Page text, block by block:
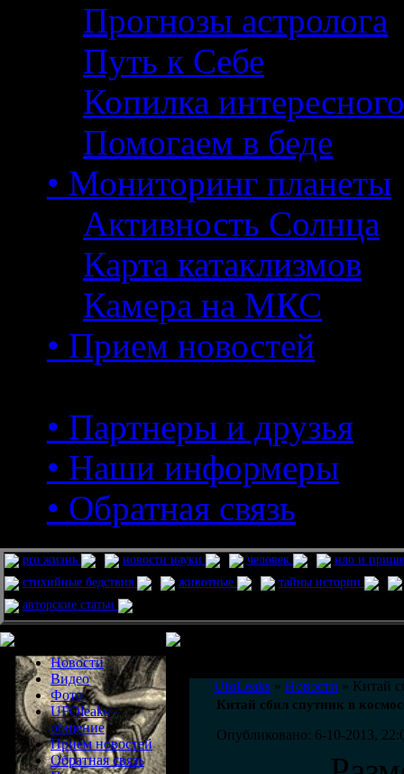
Прогнозы астролога
Путь к Себе
Копилка интересного
Помогаем в беде
• Мониторинг планеты
Активность Солнца
Карта катаклизмов
Камера на МКС
• Прием новостей
• Партнеры и друзья
• Наши информеры
• Обратная связь
pro жизнь новости науки человек
нло и
стихийные бедствия
животные
тайны истории
авторские статьи
Новости
Видео
Фото
UFOleaks -
общение
Прием новостей
Обратная связь
UfoLeaks » Новости » Китай
Китай сбил спутник в
Опубликовано: 6-10-2013,